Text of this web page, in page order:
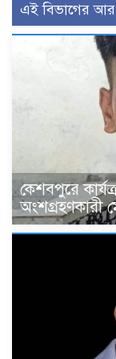
এই বিভাগের
কেশবপুরে
অংশগ্রহণকারী